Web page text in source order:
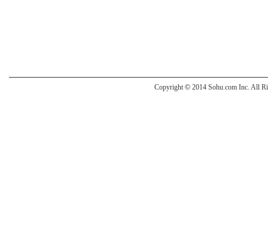
Copyright © 2014 Sohu.com Inc. All